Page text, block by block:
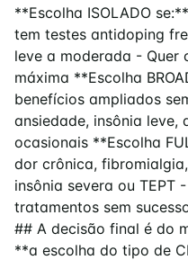
**Escolha ISOLADO
tem testes antidoping
leve a moderada - Quer
máxima **Escolha
benefícios ampliados
ansiedade, insônia leve,
ocasionais **Escolha
dor crônica,
insônia severa ou TEPT
tratamentos sem
## A decisão final é do
**a escolha do tipo de